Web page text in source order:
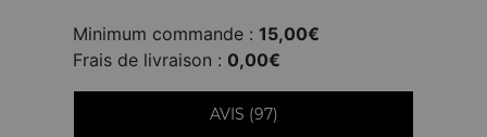
Minimum commande : 15,00€
Frais de livraison : 0,00€
AVIS (97)